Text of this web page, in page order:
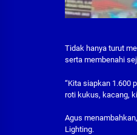
Tidak hanya turut
serta membenahi
“Kita siapkan 1.600
roti kukus, kacang,
Agus
Lighting.